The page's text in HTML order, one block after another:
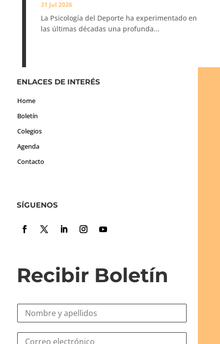
31 Jul 2026
La Psicología del Deporte ha experimentado en
las últimas décadas una profunda...
ENLACES DE INTERÉS
Home
Boletín
Colegios
Agenda
Contacto
SÍGUENOS
Recibir Boletín
N
e
C